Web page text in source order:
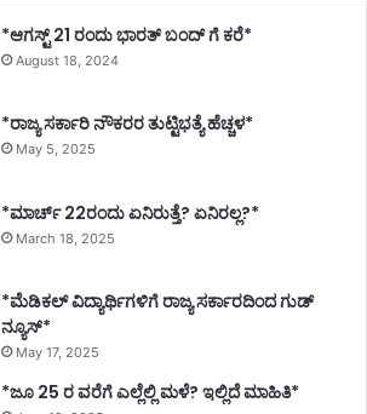
*ಆಗಸ್ಟ್ 21 ರಂದು ಭಾರತ್‌ ಬಂದ್‌ ಗೆ ಕರೆ*
August 18, 2024
*ರಾಜ್ಯ ಸರ್ಕಾರಿ ನೌಕರರ ತುಟ್ಟಿಭತ್ಯೆ ಹೆಚ್ಚಳ*
May 5, 2025
*ಮಾರ್ಚ್ 22ರಂದು ಏನಿರುತ್ತೆ? ಏನಿರಲ್ಲ?*
March 18, 2025
*ಮೆಡಿಕಲ್ ವಿದ್ಯಾರ್ಥಿಗಳಿಗೆ ರಾಜ್ಯ ಸರ್ಕಾರದಿಂದ ಗುಡ್
ನ್ಯೂಸ್*
May 17, 2025
*ಜೂ 25 ರ ವರೆಗೆ ಎಲ್ಲೆಲ್ಲಿ ಮಳೆ? ಇಲ್ಲಿದೆ ಮಾಹಿತಿ*